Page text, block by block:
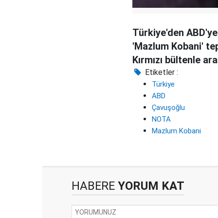
Türkiye'den ABD'ye
'Mazlum Kobani'
Kırmızı bültenle
Etiketler :
Türkiye
ABD
Çavuşoğlu
NOTA
Mazlum Kobani
HABERE YORUM KAT